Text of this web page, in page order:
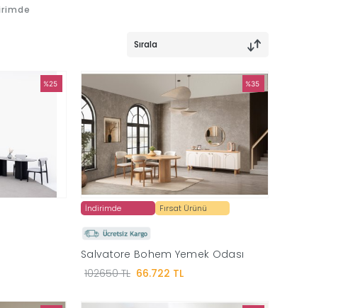
Sırala
%25 %35
İndirimde Fırsat Ürünü
Salvatore Bohem Yemek Odası
102650 TL 66.722 TL